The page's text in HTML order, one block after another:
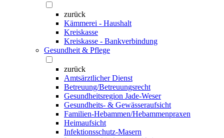
zurück
Kämmerei - Haushalt
Kreiskasse
Kreiskasse - Bankverbindung
Gesundheit & Pflege
zurück
Amtsärztlicher Dienst
Betreuung/Betreuungsrecht
Gesundheitsregion Jade-Weser
Gesundheits- & Gewässeraufsicht
Familien-Hebammen/Hebammenpraxen
Heimaufsicht
Infektionsschutz-Masern